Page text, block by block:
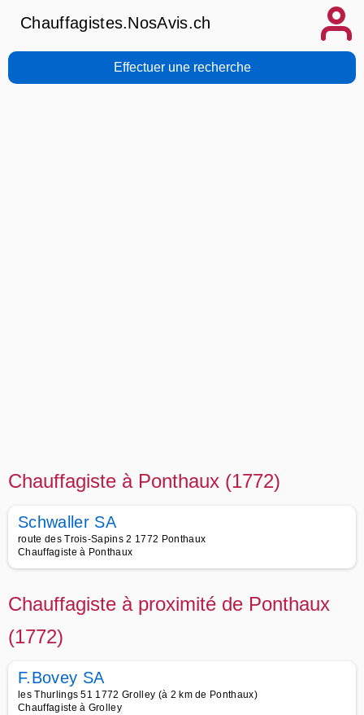
Chauffagistes.NosAvis.ch
Effectuer une recherche
Chauffagiste à Ponthaux (1772)
Schwaller SA
route des Trois-Sapins 2 1772 Ponthaux
Chauffagiste à Ponthaux
Chauffagiste à proximité de Ponthaux
(1772)
F.Bovey SA
les Thurlings 51 1772 Grolley (à 2 km de Ponthaux)
Chauffagiste à Grolley